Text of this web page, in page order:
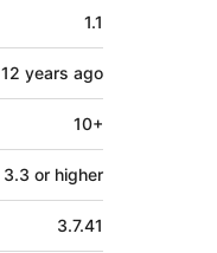
1.1
12 years ago
10+
3.3 or higher
3.7.41